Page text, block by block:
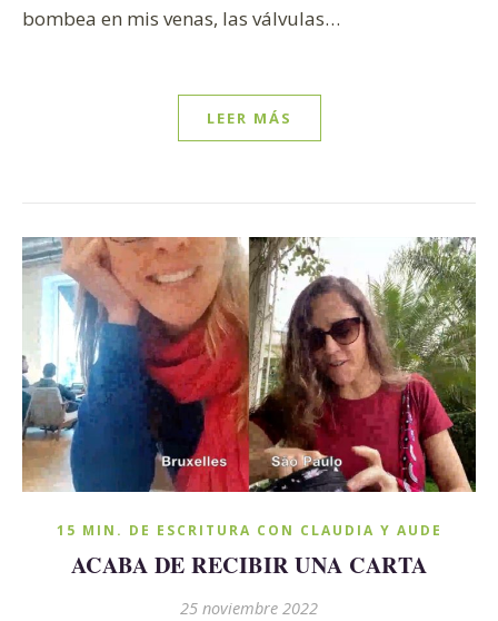
el sol y la luna: están seguros. Tener prisa es creer
bombea en mis venas, las válvulas…
LEER MÁS
15 MIN. DE ESCRITURA CON CLAUDIA Y AUDE
ACABA DE RECIBIR UNA CARTA
25 noviembre 2022